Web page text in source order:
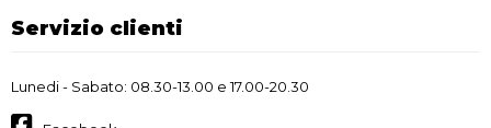
Servizio clienti
Lunedi - Sabato: 08.30-13.00 e 17.00-20.30